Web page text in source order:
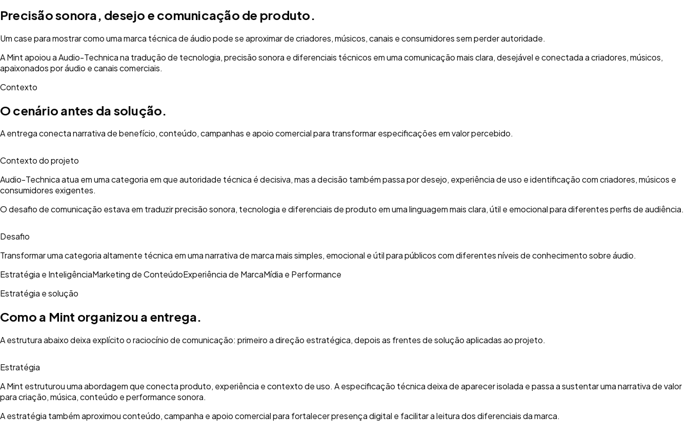
Precisão sonora, desejo e comunicação de produto.
Um case para mostrar como uma marca técnica de áudio pode se aproximar de criadores, músicos, canais e consumidores sem perder autoridade.
A Mint apoiou a Audio-Technica na tradução de tecnologia, precisão sonora e diferenciais técnicos em uma comunicação mais clara, desejável e conectada a criadores, músicos,
apaixonados por áudio e canais comerciais.
Contexto
O cenário antes da solução.
A entrega conecta narrativa de benefício, conteúdo, campanhas e apoio comercial para transformar especificações em valor percebido.
Contexto do projeto
Audio-Technica atua em uma categoria em que autoridade técnica é decisiva, mas a decisão também passa por desejo, experiência de uso e identificação com criadores, músicos e
consumidores exigentes.
O desafio de comunicação estava em traduzir precisão sonora, tecnologia e diferenciais de produto em uma linguagem mais clara, útil e emocional para diferentes perfis de audiência.
Desafio
Transformar uma categoria altamente técnica em uma narrativa de marca mais simples, emocional e útil para públicos com diferentes níveis de conhecimento sobre áudio.
Estratégia e InteligênciaMarketing de ConteúdoExperiência de MarcaMídia e Performance
Estratégia e solução
Como a Mint organizou a entrega.
A estrutura abaixo deixa explícito o raciocínio de comunicação: primeiro a direção estratégica, depois as frentes de solução aplicadas ao projeto.
Estratégia
A Mint estruturou uma abordagem que conecta produto, experiência e contexto de uso. A especificação técnica deixa de aparecer isolada e passa a sustentar uma narrativa de valor
para criação, música, conteúdo e performance sonora.
A estratégia também aproximou conteúdo, campanha e apoio comercial para fortalecer presença digital e facilitar a leitura dos diferenciais da marca.